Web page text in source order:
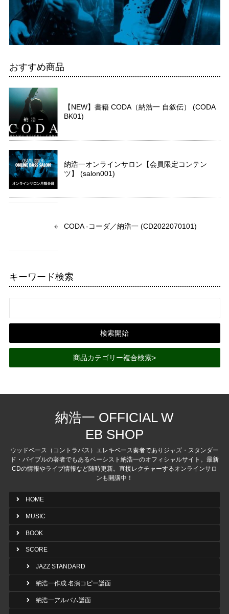
おすすめ商品
【NEW】書籍 CODA（納浩一 自叙伝） (CODA
BK01)
納浩一オンラインサロン【会員限定コンテン
ツ】 (salon001)
CODA -コーダ／納浩一 (CD2022070101)
キーワード検索
商品カテゴリー複合検索>
納浩一 OFFICIAL W
EB SHOP
ウッドベース（コントラバス）エレキベース奏者でありジャズ・スタンダー
ド・バイブルの著者でもあるベーシスト納浩一のオフィシャルサイト。最新
CDの情報やライブ情報など随時更新。直接レクチャーするオンラインサロ
ンも開講中！
HOME
MUSIC
BOOK
SCORE
JAZZ STANDARD
納浩一作成 名演コピー譜面
納浩一アルバム譜面